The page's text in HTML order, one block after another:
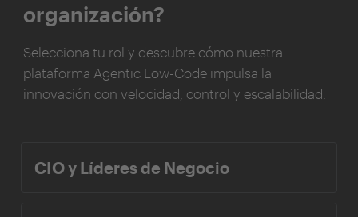
organización?
Selecciona tu rol y descubre cómo nuestra
plataforma Agentic Low-Code impulsa la
innovación con velocidad, control y escalabilidad.
CIO y Líderes de Negocio